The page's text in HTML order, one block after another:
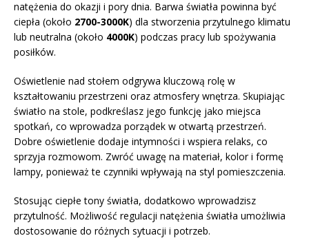
natężenia do okazji i pory dnia. Barwa światła powinna być
ciepła (około 2700-3000K) dla stworzenia przytulnego klimatu
lub neutralna (około 4000K) podczas pracy lub spożywania
posiłków.
Oświetlenie nad stołem odgrywa kluczową rolę w
kształtowaniu przestrzeni oraz atmosfery wnętrza. Skupiając
światło na stole, podkreślasz jego funkcję jako miejsca
spotkań, co wprowadza porządek w otwartą przestrzeń.
Dobre oświetlenie dodaje intymności i wspiera relaks, co
sprzyja rozmowom. Zwróć uwagę na materiał, kolor i formę
lampy, ponieważ te czynniki wpływają na styl pomieszczenia.
Stosując ciepłe tony światła, dodatkowo wprowadzisz
przytulność. Możliwość regulacji natężenia światła umożliwia
dostosowanie do różnych sytuacji i potrzeb.